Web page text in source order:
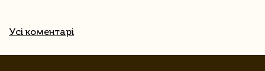
Усі коментарі